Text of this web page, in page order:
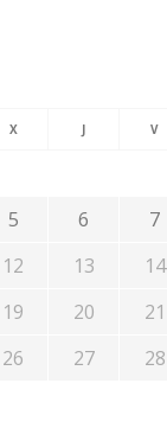
X J V
5 6 7
12 13 14
19 20 21
26 27 28